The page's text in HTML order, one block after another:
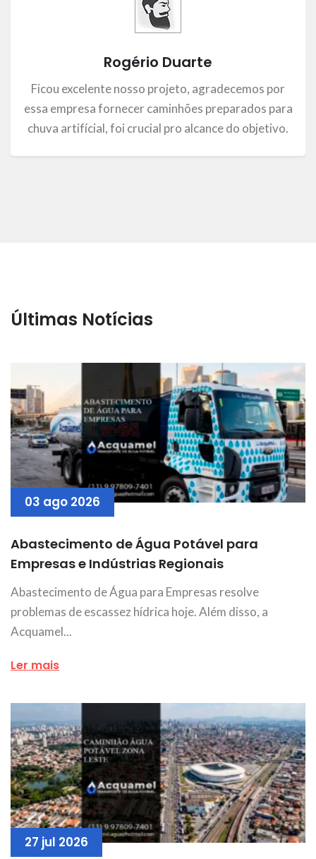
Rogério Duarte
Ficou excelente nosso projeto, agradecemos por
essa empresa fornecer caminhões preparados para
chuva artifícial, foi crucial pro alcance do objetivo.
Últimas Notícias
03 ago 2026
Abastecimento de Água Potável para
Empresas e Indústrias Regionais
Abastecimento de Água para Empresas resolve
problemas de escassez hídrica hoje. Além disso, a
Acquamel...
Ler mais
27 jul 2026